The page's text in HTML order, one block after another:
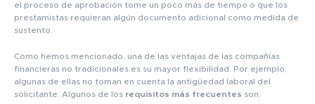
el proceso de aprobación tome un poco más de tiempo o que los
prestamistas requieran algún documento adicional como medida de
sustento.
Como hemos mencionado, una de las ventajas de las compañías
financieras no tradicionales es su mayor flexibilidad. Por ejemplo,
algunas de ellas no toman en cuenta la antigüedad laboral del
solicitante. Algunos de los requisitos más frecuentes son: